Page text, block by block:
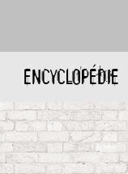
ENCYCLOPÉDIE